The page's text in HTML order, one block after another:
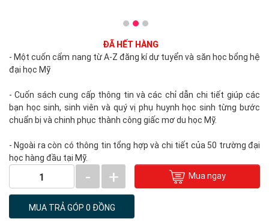
ĐÃ HẾT HÀNG
- Một cuốn cẩm nang từ A-Z đăng kí dự tuyển và săn học bổng hệ
đại học Mỹ
- Cuốn sách cung cấp thông tin và các chỉ dẫn chi tiết giúp các
bạn học sinh, sinh viên và quý vị phụ huynh học sinh từng bước
chuẩn bị và chinh phục thành công giấc mơ du học Mỹ.
- Ngoài ra còn có thông tin tổng hợp và chi tiết của 50 trường đại
học hàng đầu tại Mỹ.
1 - + Mua ngay
MUA TRẢ GÓP 0 ĐỒNG